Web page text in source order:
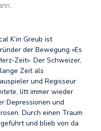
K‘in Greub ist
der Bewegung »Es
Zeit«. Der Schweizer,
Zeit als
und Regisseur
litt immer wieder
Depressionen und
Durch einen Traum
und blieb von da